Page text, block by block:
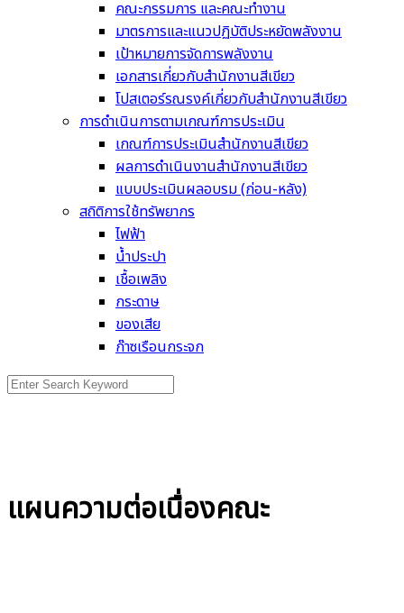
คณะกรรมการ และคณะทำงาน
มาตรการและแนวปฏิบัติประหยัดพลังงาน
เป้าหมายการจัดการพลังงาน
เอกสารเกี่ยวกับสำนักงานสีเขียว
โปสเตอร์รณรงค์เกี่ยวกับสำนักงานสีเขียว
การดำเนินการตามเกณฑ์การประเมิน
เกณฑ์การประเมินสำนักงานสีเขียว
ผลการดำเนินงานสำนักงานสีเขียว
แบบประเมินผลอบรม (ก่อน-หลัง)
สถิติการใช้ทรัพยากร
ไฟฟ้า
น้ำประปา
เชื้อเพลิง
กระดาษ
ของเสีย
ก๊าซเรือนกระจก
Search
แผนความต่อเนื่องคณะ